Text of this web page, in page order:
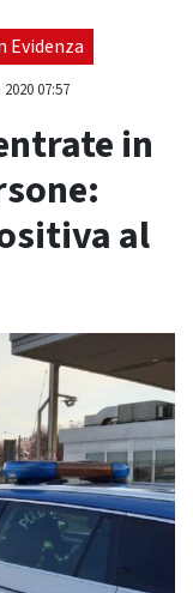
Evidenza
07:57
in
al